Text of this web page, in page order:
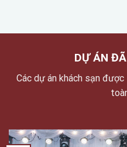
DỰ ÁN
Các dự án khách sạn